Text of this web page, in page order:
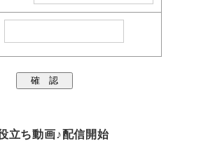
立ち動画♪配信開始